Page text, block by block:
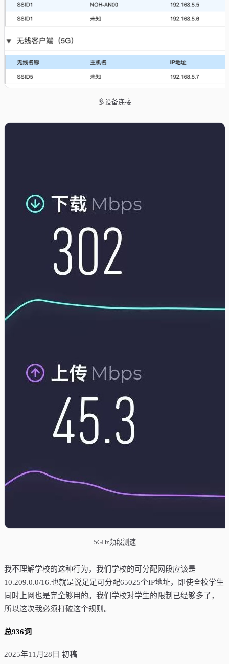
多设备连接
5GHz频段测速
我不理解学校的这种行为，我们学校的可分配网段应该是
10.209.0.0/16.也就是说足足可分配65025个IP地址，即使全校学生
同时上网也是完全够用的。我们学校对学生的限制已经够多了，
所以这次我必须打破这个规则。
总936词
2025年11月28日 初稿